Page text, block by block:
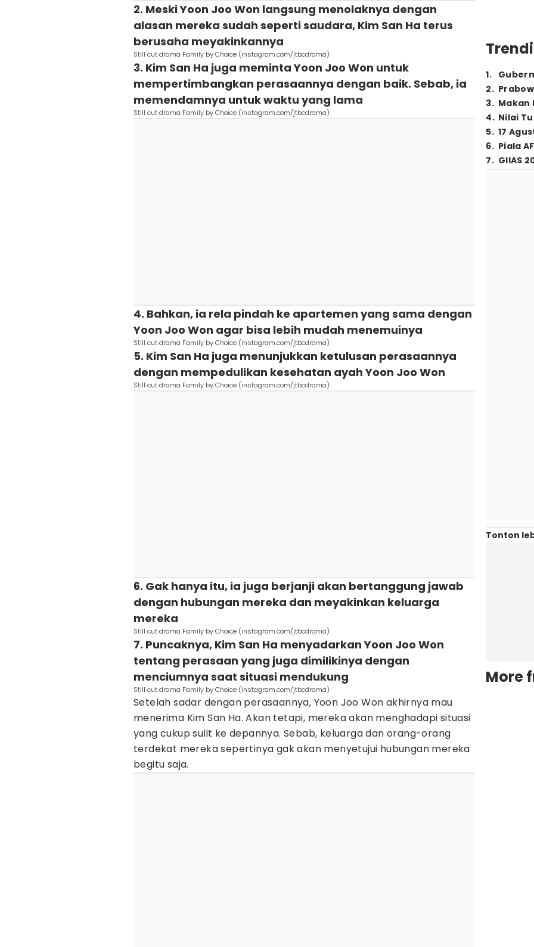
2. Meski Yoon Joo Won langsung menolaknya dengan
alasan mereka sudah seperti saudara, Kim San Ha terus
berusaha meyakinkannya
Still cut drama Family by Choice (instagram.com/jtbcdrama)
3. Kim San Ha juga meminta Yoon Joo Won untuk
mempertimbangkan perasaannya dengan baik. Sebab, ia
memendamnya untuk waktu yang lama
Still cut drama Family by Choice (instagram.com/jtbcdrama)
4. Bahkan, ia rela pindah ke apartemen yang sama dengan
Yoon Joo Won agar bisa lebih mudah menemuinya
Still cut drama Family by Choice (instagram.com/jtbcdrama)
5. Kim San Ha juga menunjukkan ketulusan perasaannya
dengan mempedulikan kesehatan ayah Yoon Joo Won
Still cut drama Family by Choice (instagram.com/jtbcdrama)
6. Gak hanya itu, ia juga berjanji akan bertanggung jawab
dengan hubungan mereka dan meyakinkan keluarga
mereka
Still cut drama Family by Choice (instagram.com/jtbcdrama)
7. Puncaknya, Kim San Ha menyadarkan Yoon Joo Won
tentang perasaan yang juga dimilikinya dengan
menciumnya saat situasi mendukung
Still cut drama Family by Choice (instagram.com/jtbcdrama)
Setelah sadar dengan perasaannya, Yoon Joo Won akhirnya mau
menerima Kim San Ha. Akan tetapi, mereka akan menghadapi situasi
yang cukup sulit ke depannya. Sebab, keluarga dan orang-orang
terdekat mereka sepertinya gak akan menyetujui hubungan mereka
begitu saja.
1.
2.
3. Makan
4. Nilai
5. 17
6. Piala
7. GIIAS
Tonton
More